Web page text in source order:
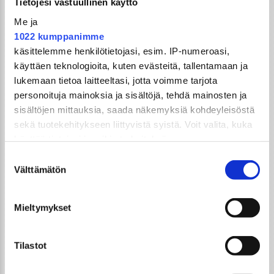
Me ja
1022 kumppanimme
käsittelemme henkilötietojasi, esim. IP-numeroasi,
käyttäen teknologioita, kuten evästeitä, tallentamaan ja
lukemaan tietoa laitteeltasi, jotta voimme tarjota
personoituja mainoksia ja sisältöjä, tehdä mainosten ja
sisältöjen mittauksia, saada näkemyksiä kohdeyleisöstä
sekä tuotekehitykseen liittyvistä syistä. Voit valita, kuka
Jos sallit, haluamme myös tehdä seuraavia:
Tunnistaa laitteesi skannaamalla sen
muodostaminen)
valinta
Välttämätön
Mieltymykset
Tilastot
Kerro meille mielipiteesi siitä, oliko ennen kaikki
paremmin?
25.8.2025
22.8.2025
GTi-Magazinen numero 5 / 2026 julkaistaan
Sopivasti Lihava · Volkswagen Kleinbus '75